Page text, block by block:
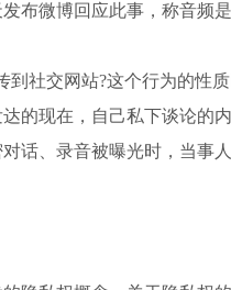
布微博回应此事，称音频
社交网站?这个行为的性质
的现在，自己私下谈论的
话、录音被曝光时，当事